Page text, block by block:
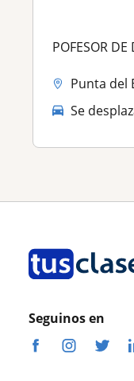
POFESOR DE
Punta del
Se
Seguinos en